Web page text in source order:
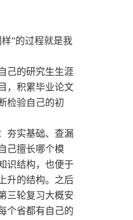
样”的过程就是我
己的研究生生涯
，积累毕业论文
检验自己的初
夯实基础、查漏
己擅长哪个模
识结构，也便于
升的结构。之后
三轮复习大概安
个省都有自己的